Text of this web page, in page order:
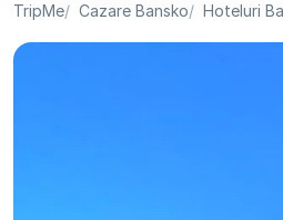
TripMe Cazare Bansko Hoteluri